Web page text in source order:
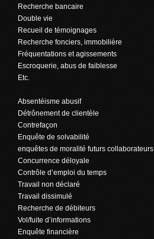
Recherche bancaire
Double vie
Recueil de témoignages
Recherche fonciers, immobilière
Fréquentations et agissements
Escroquerie, abus de faiblesse
Etc.
Absentéisme abusif
Détrônement de clientèle
Contrefaçon
Enquête de solvabilité
enquêtes de moralité futurs collaborateurs
Concurrence déloyale
Contrôle d’emploi du temps
Travail non déclaré
Travail dissimulé
Recherche de débiteurs
Vol/fuite d’informations
Enquête financière